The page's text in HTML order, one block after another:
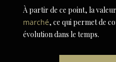
À partir de ce point, la
marché, ce qui permet de
évolution dans le temps.